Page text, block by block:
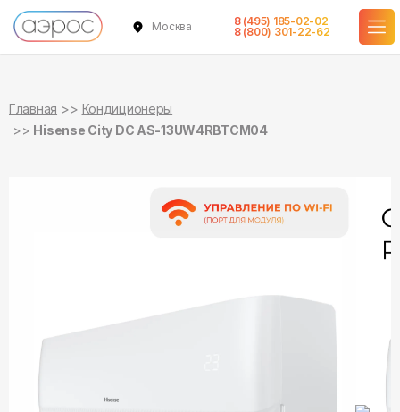
Москва
8 (495) 185-02-02
8 (800) 301-22-62
Главная
Кондиционеры
Hisense City DC AS-13UW4RBTCM04
в наличии
в наличии